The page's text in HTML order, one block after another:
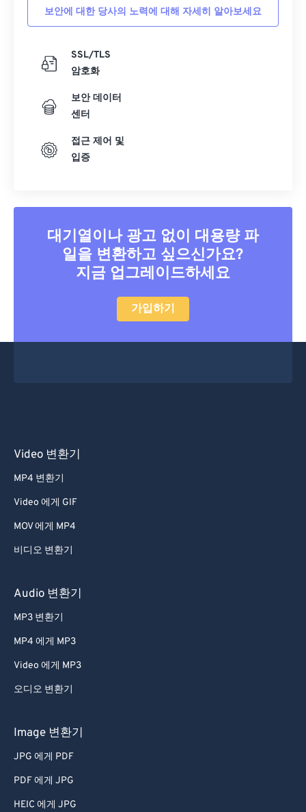
보안에 대한 당사의 노력에 대해 자세히 알아보세요
SSL/TLS
암호화
보안 데이터
센터
접근 제어 및
입증
대기열이나 광고 없이 대용량 파
일을 변환하고 싶으신가요?
지금 업그레이드하세요
가입하기
Video 변환기
MP4 변환기
Video 에게 GIF
MOV 에게 MP4
비디오 변환기
Audio 변환기
MP3 변환기
MP4 에게 MP3
Video 에게 MP3
오디오 변환기
Image 변환기
JPG 에게 PDF
PDF 에게 JPG
HEIC 에게 JPG